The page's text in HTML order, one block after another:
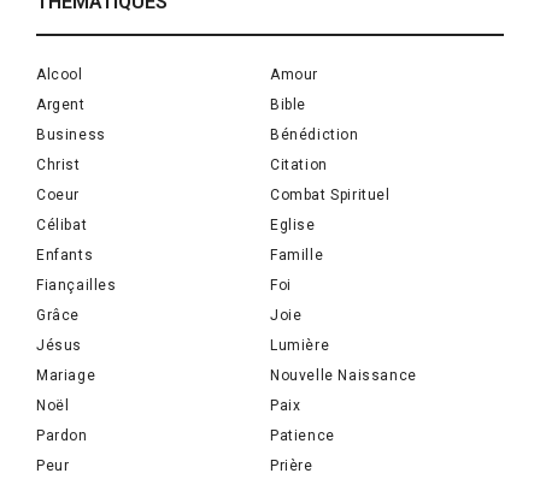
Alcool
Amour
Argent
Bible
Business
Bénédiction
Christ
Citation
Coeur
Combat Spirituel
Célibat
Eglise
Enfants
Famille
Fiançailles
Foi
Grâce
Joie
Jésus
Lumière
Mariage
Nouvelle Naissance
Noël
Paix
Pardon
Patience
Peur
Prière